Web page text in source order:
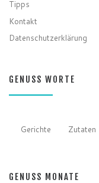
Tipps
Kontakt
Datenschutzerklärung
GENUSS WORTE
Gerichte Zutaten
GENUSS MONATE